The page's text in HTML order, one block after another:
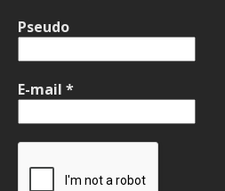
Pseudo
E-mail *